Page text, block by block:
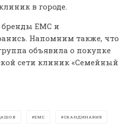
в городе.
бренды ЕМС и
Напомним также, что
объявила о покупке
сети клиник «Семейный
ЕМС СКАНДИНАВИЯ